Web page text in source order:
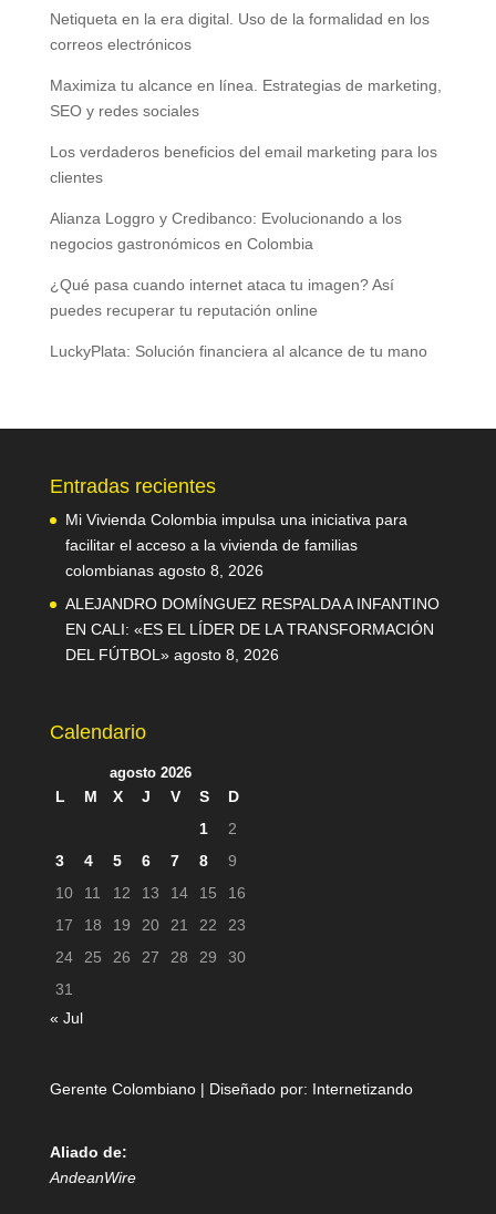
Netiqueta en la era digital. Uso de la formalidad en los
correos electrónicos
Maximiza tu alcance en línea. Estrategias de marketing,
SEO y redes sociales
Los verdaderos beneficios del email marketing para los
clientes
Alianza Loggro y Credibanco: Evolucionando a los
negocios gastronómicos en Colombia
¿Qué pasa cuando internet ataca tu imagen? Así
puedes recuperar tu reputación online
LuckyPlata: Solución financiera al alcance de tu mano
Entradas recientes
Mi Vivienda Colombia impulsa una iniciativa para
facilitar el acceso a la vivienda de familias
colombianas agosto 8, 2026
ALEJANDRO DOMÍNGUEZ RESPALDA A INFANTINO
EN CALI: «ES EL LÍDER DE LA TRANSFORMACIÓN
DEL FÚTBOL» agosto 8, 2026
Calendario
agosto 2026
L M X J V S
D
1
2
3
4 5 6 7 8
9
10
11 12 13 14 15
16
17
18 19 20 21 22
23
24
25 26 27 28 29
30
31
« Jul
Gerente Colombiano | Diseñado por: Internetizando
Aliado de:
AndeanWire